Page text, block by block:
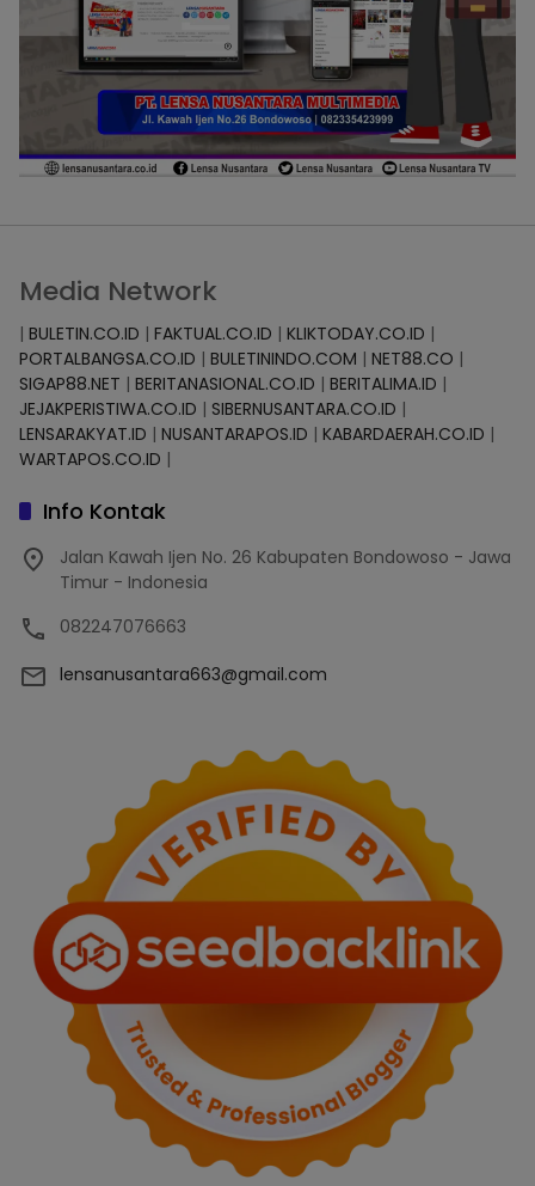
Media Network
| BULETIN.CO.ID | FAKTUAL.CO.ID | KLIKTODAY.CO.ID |
PORTALBANGSA.CO.ID | BULETININDO.COM | NET88.CO |
SIGAP88.NET | BERITANASIONAL.CO.ID | BERITALIMA.ID |
JEJAKPERISTIWA.CO.ID | SIBERNUSANTARA.CO.ID |
LENSARAKYAT.ID | NUSANTARAPOS.ID | KABARDAERAH.CO.ID |
WARTAPOS.CO.ID |
Info Kontak
Jalan Kawah Ijen No. 26 Kabupaten Bondowoso - Jawa
Timur - Indonesia
082247076663
lensanusantara663@gmail.com